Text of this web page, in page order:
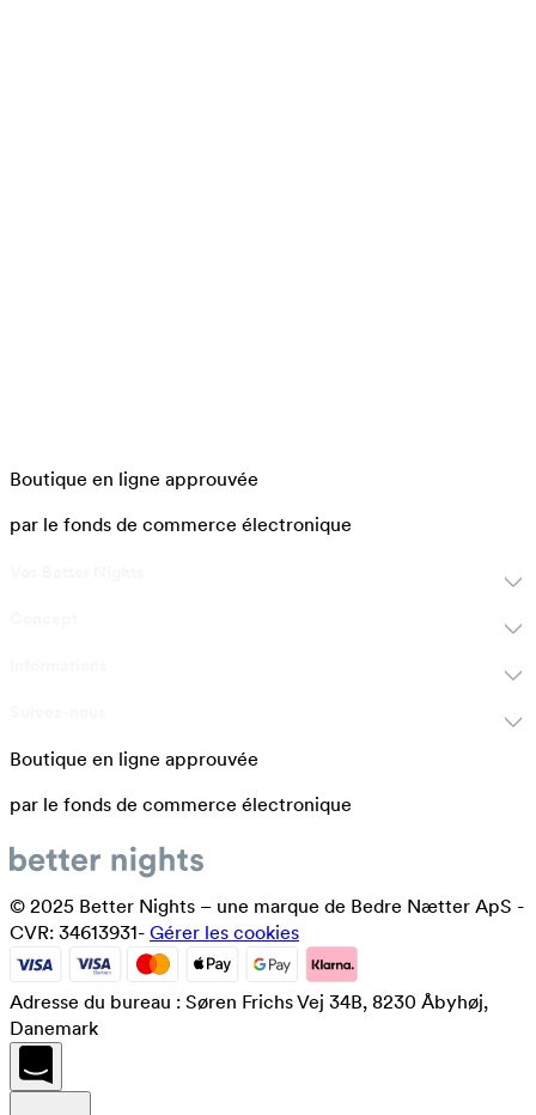
Boutique en ligne approuvée
par le fonds de commerce électronique
Boutique en ligne approuvée
par le fonds de commerce électronique
© 2025 Better Nights – une marque de Bedre Nætter ApS -
CVR: 34613931- Gérer les cookies
Adresse du bureau : Søren Frichs Vej 34B, 8230 Åbyhøj,
Danemark